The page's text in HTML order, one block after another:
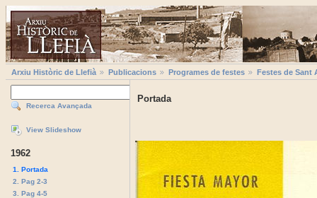
Arxiu Històric de Llefià Publicacions Programes de festes Festes de Sant
Recerca Avançada
View Slideshow
1962
1. Portada
2. Pag 2-3
3. Pag 4-5
Portada